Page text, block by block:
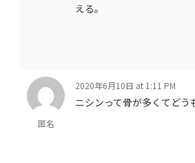
える。
匿名
2020年6月10日 at 1:11 PM
ニシンって骨が多くてどう